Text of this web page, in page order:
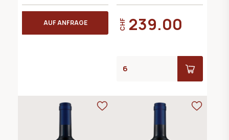
AUF ANFRAGE CHF 239.00